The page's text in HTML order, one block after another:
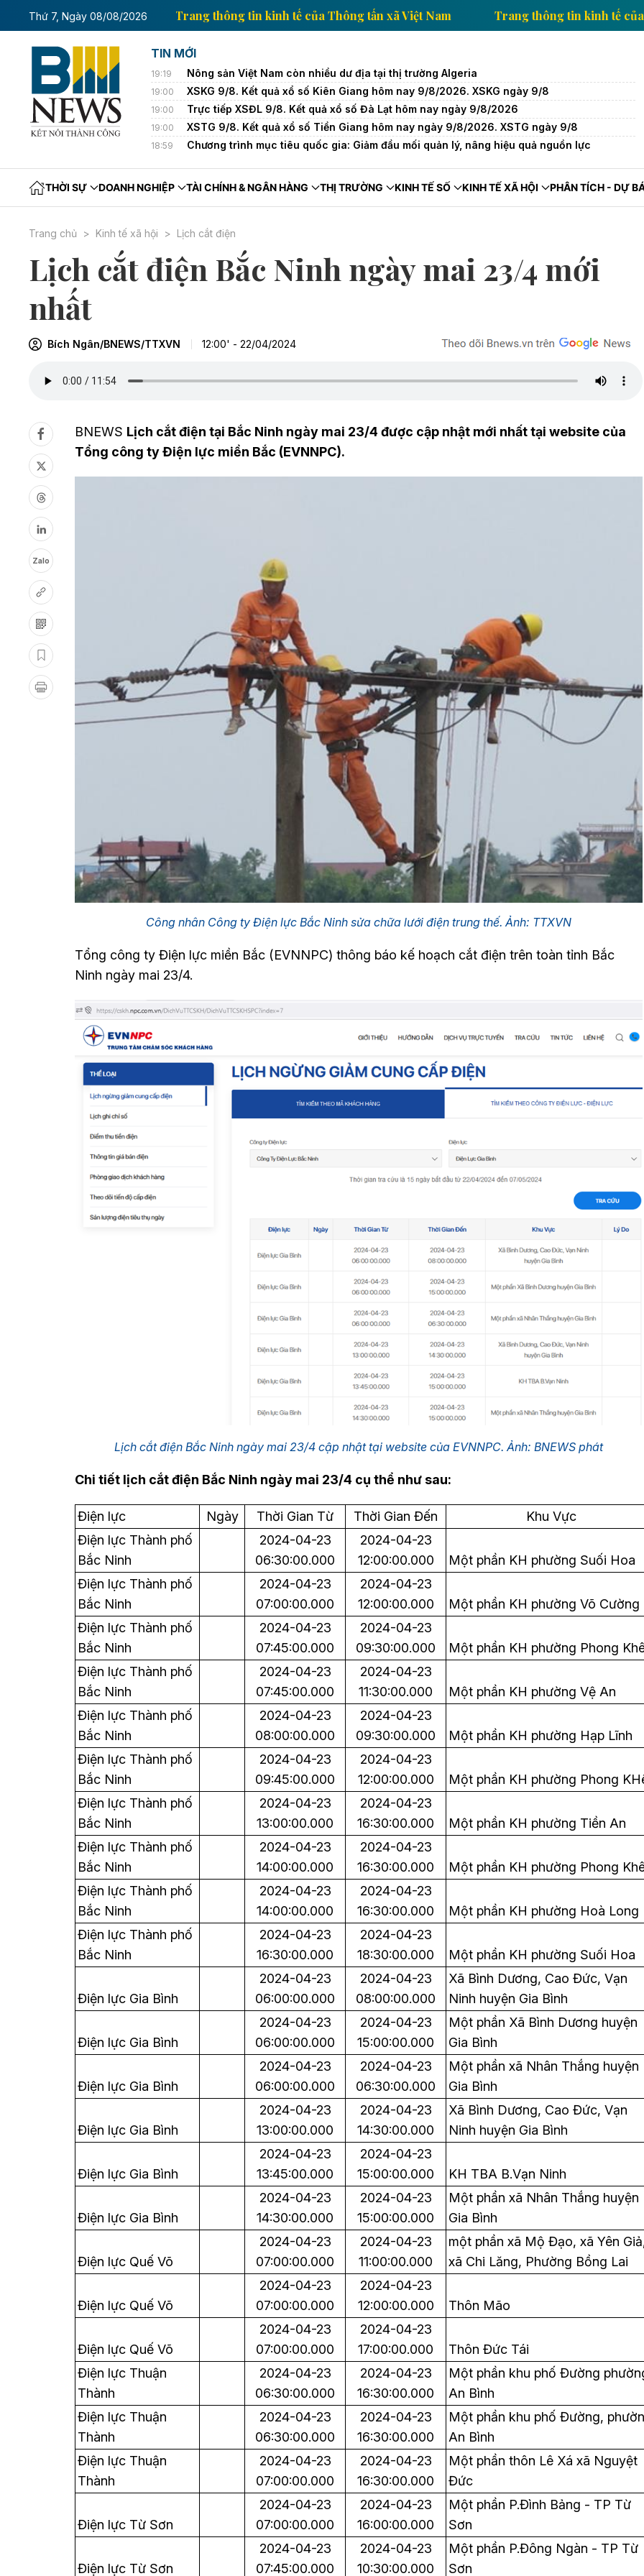
Thứ 7, Ngày 08/08/2026
tế của Thông tấn xã Việt Nam Trang thông tin kinh tế của Thông tấn xã Việt Nam Trang thông tin
TIN MỚI
19:19 Nông sản Việt Nam còn nhiều dư địa tại thị trường Algeria
19:00 XSKG 9/8. Kết quả xổ số Kiên Giang hôm nay 9/8/2026. XSKG ngày 9/8
19:00 Trực tiếp XSĐL 9/8. Kết quả xổ số Đà Lạt hôm nay ngày 9/8/2026
19:00 XSTG 9/8. Kết quả xổ số Tiền Giang hôm nay ngày 9/8/2026. XSTG ngày 9/8
18:59 Chương trình mục tiêu quốc gia: Giảm đầu mối quản lý, nâng hiệu quả nguồn lực
THỜI SỰ DOANH NGHIỆP TÀI CHÍNH & NGÂN HÀNG THỊ TRƯỜNG KINH TẾ SỐ KINH TẾ XÃ HỘI PHÂN TÍCH - DỰ
Trang chủ Kinh tế xã hội Lịch cắt điện
Lịch cắt điện Bắc Ninh ngày mai 23/4 mới
nhất
Bích Ngân/BNEWS/TTXVN 12:00' - 22/04/2024
Zalo
BNEWS Lịch cắt điện tại Bắc Ninh ngày mai 23/4 được cập nhật mới nhất tại website của
Tổng công ty Điện lực miền Bắc (EVNNPC).
Công nhân Công ty Điện lực Bắc Ninh sửa chữa lưới điện trung thế. Ảnh: TTXVN
Tổng công ty Điện lực miền Bắc (EVNNPC) thông báo kế hoạch cắt điện trên toàn tỉnh Bắc
Ninh ngày mai 23/4.
Lịch cắt điện Bắc Ninh ngày mai 23/4 cập nhật tại website của EVNNPC. Ảnh: BNEWS phát
Chi tiết lịch cắt điện Bắc Ninh ngày mai 23/4 cụ thể như sau:
Điện lực Ngày Thời Gian Từ Thời Gian Đến
Khu Vực
Điện lực Thành phố
Bắc Ninh
2024-04-23
06:30:00.000
2024-04-23
12:00:00.000
Một phần KH phường Suối Hoa
Điện lực Thành phố
Bắc Ninh
2024-04-23
07:00:00.000
2024-04-23
12:00:00.000
Một phần KH phường Võ Cường
Điện lực Thành phố
Bắc Ninh
2024-04-23
07:45:00.000
2024-04-23
09:30:00.000
Một phần KH phường Phong
Điện lực Thành phố
Bắc Ninh
2024-04-23
07:45:00.000
2024-04-23
11:30:00.000
Một phần KH phường Vệ An
Điện lực Thành phố
Bắc Ninh
2024-04-23
08:00:00.000
2024-04-23
09:30:00.000
Một phần KH phường Hạp Lĩnh
Điện lực Thành phố
Bắc Ninh
2024-04-23
09:45:00.000
2024-04-23
12:00:00.000
Một phần KH phường Phong
Điện lực Thành phố
Bắc Ninh
2024-04-23
13:00:00.000
2024-04-23
16:30:00.000
Một phần KH phường Tiền An
Điện lực Thành phố
Bắc Ninh
2024-04-23
14:00:00.000
2024-04-23
16:30:00.000
Một phần KH phường Phong
Điện lực Thành phố
Bắc Ninh
2024-04-23
14:00:00.000
2024-04-23
16:30:00.000
Một phần KH phường Hoà Long
Điện lực Thành phố
Bắc Ninh
2024-04-23
16:30:00.000
2024-04-23
18:30:00.000
Một phần KH phường Suối Hoa
Điện lực Gia Bình
2024-04-23
06:00:00.000
2024-04-23
08:00:00.000
Xã Bình Dương, Cao Đức, Vạn
Ninh huyện Gia Bình
Điện lực Gia Bình
2024-04-23
06:00:00.000
2024-04-23
15:00:00.000
Một phần Xã Bình Dương huyện
Gia Bình
Điện lực Gia Bình
2024-04-23
06:00:00.000
2024-04-23
06:30:00.000
Một phần xã Nhân Thắng huyện
Gia Bình
Điện lực Gia Bình
2024-04-23
13:00:00.000
2024-04-23
14:30:00.000
Xã Bình Dương, Cao Đức, Vạn
Ninh huyện Gia Bình
Điện lực Gia Bình
2024-04-23
13:45:00.000
2024-04-23
15:00:00.000
KH TBA B.Vạn Ninh
Điện lực Gia Bình
2024-04-23
14:30:00.000
2024-04-23
15:00:00.000
Một phần xã Nhân Thắng huyện
Gia Bình
Điện lực Quế Võ
2024-04-23
07:00:00.000
2024-04-23
11:00:00.000
một phần xã Mộ Đạo, xã Yên
xã Chi Lăng, Phường Bồng Lai
Điện lực Quế Võ
2024-04-23
07:00:00.000
2024-04-23
12:00:00.000
Thôn Mão
Điện lực Quế Võ
2024-04-23
07:00:00.000
2024-04-23
17:00:00.000
Thôn Đức Tái
Điện lực Thuận
Thành
2024-04-23
06:30:00.000
2024-04-23
16:30:00.000
Một phần khu phố Đường
An Bình
Điện lực Thuận
Thành
2024-04-23
06:30:00.000
2024-04-23
16:30:00.000
Một phần khu phố Đường,
An Bình
Điện lực Thuận
Thành
2024-04-23
07:00:00.000
2024-04-23
16:30:00.000
Một phần thôn Lê Xá xã Nguyệt
Đức
Điện lực Từ Sơn
2024-04-23
07:00:00.000
2024-04-23
16:00:00.000
Một phần P.Đình Bảng - TP Từ
Sơn
Điện lực Từ Sơn
2024-04-23
07:45:00.000
2024-04-23
10:30:00.000
Một phần P.Đông Ngàn - TP Từ
Sơn